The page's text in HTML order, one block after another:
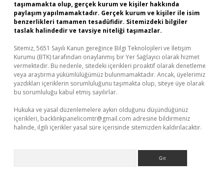
taşımamakta olup, gerçek kurum ve kişiler hakkında
paylaşım yapılmamaktadır. Gerçek kurum ve kişiler ile isim
benzerlikleri tamamen tesadüfidir. Sitemizdeki bilgiler
taslak halindedir ve tavsiye niteliği taşımazlar.
Sitemiz, 5651 Sayılı Kanun gereğince Bilgi Teknolojileri ve İletişim
Kurumu (BTK) tarafından onaylanmış bir Yer Sağlayıcı olarak hizmet
vermektedir. Bu nedenle, sitedeki içerikleri proaktif olarak denetleme
veya araştırma yükümlülüğümüz bulunmamaktadır. Ancak, üyelerimiz
yazdıkları içeriklerin sorumluluğunu taşımakta olup, siteye üye olarak
bu sorumluluğu kabul etmiş sayılırlar.
Hukuka ve yasal düzenlemelere aykırı olduğunu düşündüğünüz
içerikleri, backlinkpanelicomtr@gmail.com adresine bildirmeniz
halinde, ilgili içerikler yasal süre içerisinde sitemizden kaldırılacaktır.